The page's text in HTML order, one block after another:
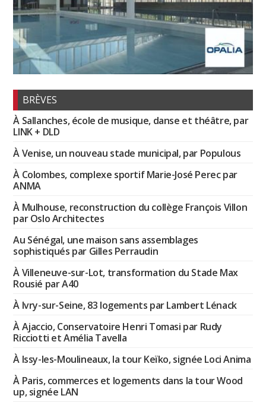
BRÈVES
À Sallanches, école de musique, danse et théâtre, par
LINK + DLD
À Venise, un nouveau stade municipal, par Populous
À Colombes, complexe sportif Marie-José Perec par
ANMA
À Mulhouse, reconstruction du collège François Villon
par Oslo Architectes
Au Sénégal, une maison sans assemblages
sophistiqués par Gilles Perraudin
À Villeneuve-sur-Lot, transformation du Stade Max
Rousié par A40
À Ivry-sur-Seine, 83 logements par Lambert Lénack
À Ajaccio, Conservatoire Henri Tomasi par Rudy
Ricciotti et Amélia Tavella
À Issy-les-Moulineaux, la tour Keïko, signée Loci Anima
À Paris, commerces et logements dans la tour Wood
up, signée LAN